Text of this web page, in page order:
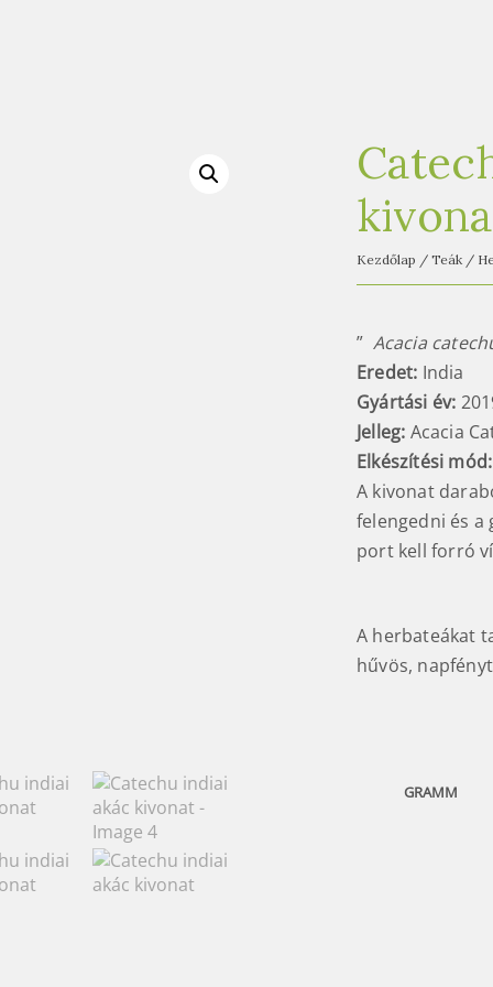
Kezdőlap / Teák /
” Acacia
Eredet: India
Gyártási év:
Jelleg: Acacia
Elkészítési mód:
A kivonat
felengedni és a
port kell forró
A herbateákat
hűvös,
GRAMM